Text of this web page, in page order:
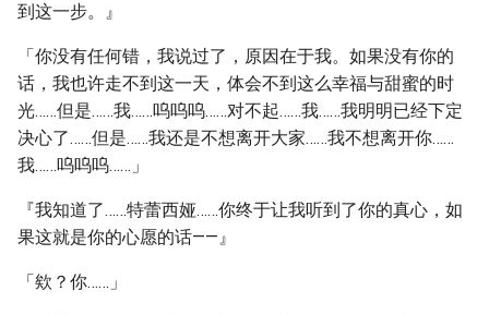
到这一步。』
「你没有任何错，我说过了，原因在于我。如果没有你的
话，我也许走不到这一天，体会不到这么幸福与甜蜜的时
光……但是……我……呜呜呜……对不起……我……我明明已经下定
决心了……但是……我还是不想离开大家……我不想离开你……
我……呜呜呜……」
『我知道了……特蕾西娅……你终于让我听到了你的真心，如
果这就是你的心愿的话——』
「欸？你……」